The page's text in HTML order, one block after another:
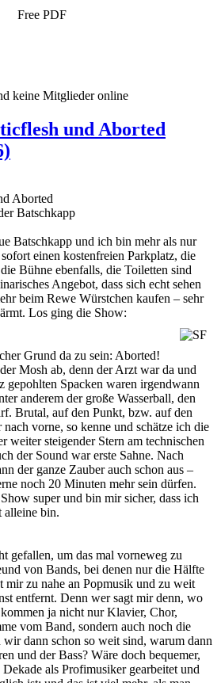
Free PDF
keine Mitglieder online
und Aborted
Aborted
Batschkapp
Batschkapp und ich bin mehr als nur
einen kostenfreien Parkplatz, die
Bühne ebenfalls, die Toiletten sind
Angebot, dass sich echt sehen
beim Rewe Würstchen kaufen – sehr
Los ging die Show:
Grund da zu sein: Aborted!
Mosh ab, denn der Arzt war da und
gepohlten Spacken waren irgendwann
anderem der große Wasserball, den
Brutal, auf den Punkt, bzw. auf den
vorne, so kenne und schätze ich die
weiter steigender Stern am technischen
der Sound war erste Sahne. Nach
der ganze Zauber auch schon aus –
noch 20 Minuten mehr sein dürfen.
super und bin mir sicher, dass ich
alleine bin.
gefallen, um das mal vorneweg zu
von Bands, bei denen nur die Hälfte
mir zu nahe an Popmusik und zu weit
entfernt. Denn wer sagt mir denn, wo
ja nicht nur Klavier, Chor,
vom Band, sondern auch noch die
dann schon so weit sind, warum dann
und der Bass? Wäre doch bequemer,
als Profimusiker gearbeitet und